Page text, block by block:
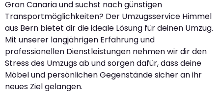
Gran Canaria und suchst nach günstigen
Transportmöglichkeiten? Der Umzugsservice Himmel
aus Bern bietet dir die ideale Lösung für deinen Umzug.
Mit unserer langjährigen Erfahrung und
professionellen Dienstleistungen nehmen wir dir den
Stress des Umzugs ab und sorgen dafür, dass deine
Möbel und persönlichen Gegenstände sicher an ihr
neues Ziel gelangen.